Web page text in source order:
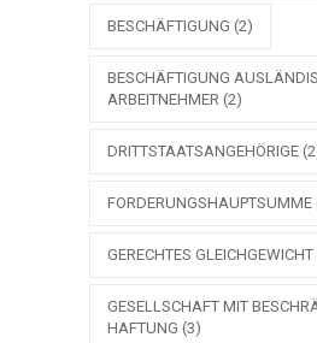
BESCHÄFTIGUNG (2)
BESCHÄFTIGUNG
ARBEITNEHMER (2)
DRITTSTAATSANGEHÖRIGE
FORDERUNGSHAUPTSUMME
GERECHTES GLEICHGEWICHT
GESELLSCHAFT MIT
HAFTUNG (3)